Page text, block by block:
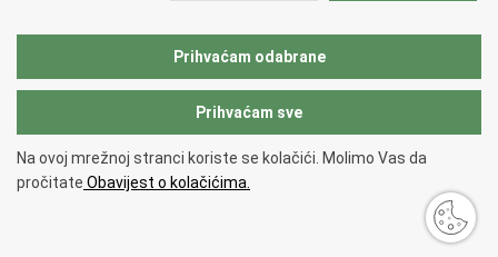
Europski pravosudni portal
Copyright © 2026 Ministarstvo pravosuđa, uprave i digitalne
transformacije Republike Hrvatske.
pristupačnosti.
Prihvaćam odabrane
Prihvaćam sve
Na ovoj mrežnoj stranci koriste se kolačići. Molimo Vas da
pročitate Obavijest o kolačićima.